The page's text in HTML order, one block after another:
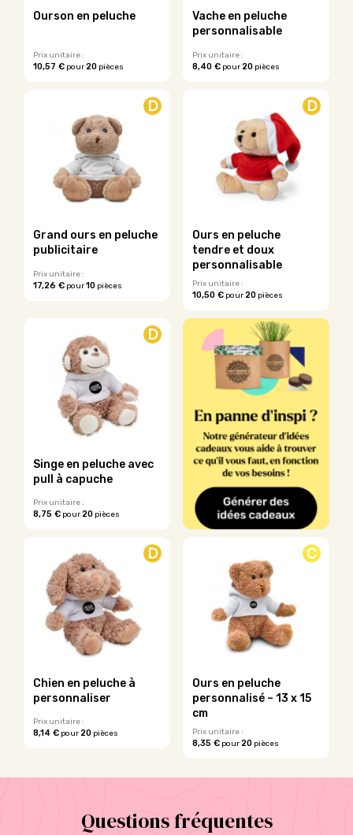
sur
du
produit
sur
page
du
produit
Ourson en peluche
Prix unitaire :
10,57 € pour20 pièces
Vache en peluche
personnalisable
Prix unitaire :
8,40 €pour20pièces
D
Grand ours en peluche
publicitaire
Prix unitaire :
17,26 € pour10 pièces
D
Ours en peluche
tendre et doux
personnalisable
Prix unitaire :
10,50 €pour20pièces
produit
plusieurs
variations.
peuvent
choisies
sur
page
du
produit
D
Singe en peluche avec
pull à capuche
Prix unitaire :
8,75 € pour20 pièces
plusieurs
variations.
Les
options
peuvent
sur
la
page
du
produit
D
Chien en peluche à
personnaliser
Prix unitaire :
8,14 € pour20 pièces
a
C
Ours en peluche
personnalisé – 13 x 15
cm
Prix unitaire :
8,35 €pour20pièces
Questions fréquentes